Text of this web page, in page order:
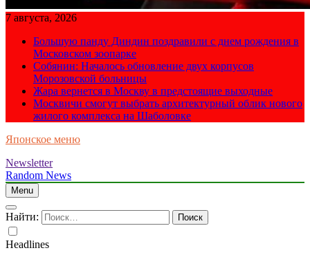
7 августа, 2026
Большую панду Диндин поздравили с днем рождения в
Московском зоопарке
Собянин: Началось обновление двух корпусов
Морозовской больницы
Жара вернется в Москву в предстоящие выходные
Москвичи смогут выбрать архитектурный облик нового
жилого комплекса на Шаболовке
Японское меню
Newsletter
Random News
Menu
Найти:
Headlines